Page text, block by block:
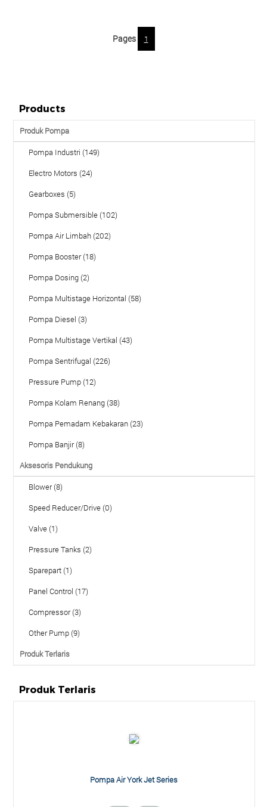
Pages 1
Products
Produk Pompa
Pompa Industri (149)
Electro Motors (24)
Gearboxes (5)
Pompa Submersible (102)
Pompa Air Limbah (202)
Pompa Booster (18)
Pompa Dosing (2)
Pompa Multistage Horizontal (58)
Pompa Diesel (3)
Pompa Multistage Vertikal (43)
Pompa Sentrifugal (226)
Pressure Pump (12)
Pompa Kolam Renang (38)
Pompa Pemadam Kebakaran (23)
Pompa Banjir (8)
Aksesoris Pendukung
Blower (8)
Speed Reducer/Drive (0)
Valve (1)
Pressure Tanks (2)
Sparepart (1)
Panel Control (17)
Compressor (3)
Other Pump (9)
Produk Terlaris
Produk Terlaris
Pompa Air York Jet Series